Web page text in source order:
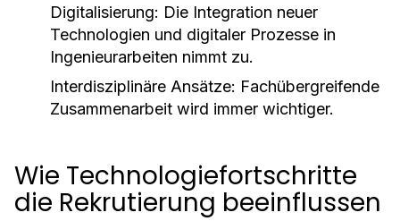
Digitalisierung: Die Integration neuer
Technologien und digitaler Prozesse in
Ingenieurarbeiten nimmt zu.
Interdisziplinäre Ansätze: Fachübergreifende
Zusammenarbeit wird immer wichtiger.
Wie Technologiefortschritte
die Rekrutierung beeinflussen